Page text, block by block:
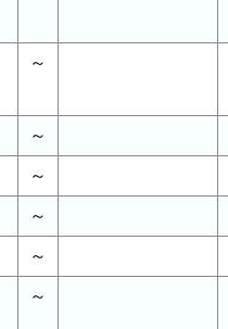
～
～
～
～
～
～